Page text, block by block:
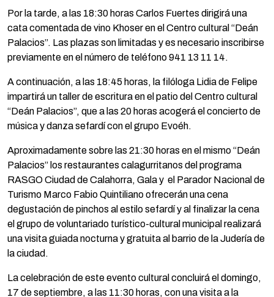
Por la tarde, a las 18:30 horas Carlos Fuertes dirigirá una
cata comentada de vino Khoser en el Centro cultural “Deán
Palacios”. Las plazas son limitadas y es necesario inscribirse
previamente en el número de teléfono 941 13 11 14.
A continuación, a las 18:45 horas, la filóloga Lidia de Felipe
impartirá un taller de escritura en el patio del Centro cultural
“Deán Palacios”, que a las 20 horas acogerá el concierto de
música y danza sefardí con el grupo Evoéh.
Aproximadamente sobre las 21:30 horas en el mismo “Deán
Palacios” los restaurantes calagurritanos del programa
RASGO Ciudad de Calahorra, Gala y el Parador Nacional de
Turismo Marco Fabio Quintiliano ofrecerán una cena
degustación de pinchos al estilo sefardí y al finalizar la cena
el grupo de voluntariado turístico-cultural municipal realizará
una visita guiada nocturna y gratuita al barrio de la Judería de
la ciudad.
La celebración de este evento cultural concluirá el domingo,
17 de septiembre, a las 11:30 horas, con una visita a la